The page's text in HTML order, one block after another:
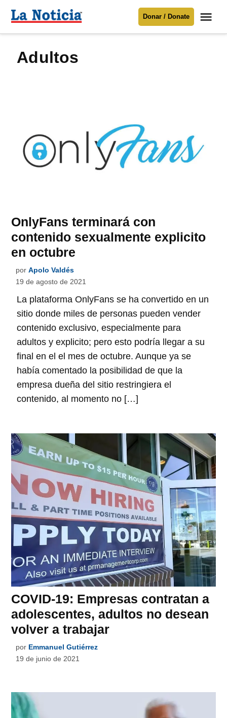
Para mantenerte informado necesitamos
contenido
Noticia
Donar / Donate
adultos
OnlyFans terminará con
contenido sexualmente explicito
en octubre
por Apolo Valdés
19 de agosto de 2021
La plataforma OnlyFans se ha convertido en un
sitio donde miles de personas pueden vender
contenido exclusivo, especialmente para
adultos y explicito; pero esto podría llegar a su
final en el el mes de octubre. Aunque ya se
había comentado la posibilidad de que la
empresa dueña del sitio restringiera el
contenido, al momento no […]
COVID-19: Empresas contratan a
adolescentes, adultos no desean
volver a trabajar
por Emmanuel Gutiérrez
19 de junio de 2021